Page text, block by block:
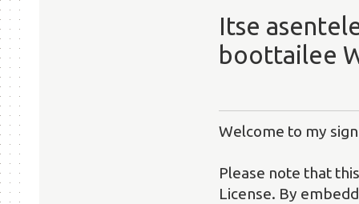
Itse
boottailee
Welcome to my
Please note that
License. By